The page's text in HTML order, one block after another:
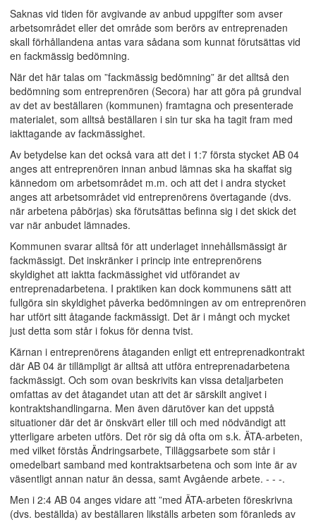
Saknas vid tiden för avgivande av anbud uppgifter som avser
arbetsområdet eller det område som berörs av entreprenaden
skall förhållandena antas vara sådana som kunnat förutsättas vid
en fackmässig bedömning.
När det här talas om ”fackmässig bedömning” är det alltså den
bedömning som entreprenören (Secora) har att göra på grundval
av det av beställaren (kommunen) framtagna och presenterade
materialet, som alltså beställaren i sin tur ska ha tagit fram med
iakttagande av fackmässighet.
Av betydelse kan det också vara att det i 1:7 första stycket AB 04
anges att entreprenören innan anbud lämnas ska ha skaffat sig
kännedom om arbetsområdet m.m. och att det i andra stycket
anges att arbetsområdet vid entreprenörens övertagande (dvs.
när arbetena påbörjas) ska förutsättas befinna sig i det skick det
var när anbudet lämnades.
Kommunen svarar alltså för att underlaget innehållsmässigt är
fackmässigt. Det inskränker i princip inte entreprenörens
skyldighet att iaktta fackmässighet vid utförandet av
entreprenadarbetena. I praktiken kan dock kommunens sätt att
fullgöra sin skyldighet påverka bedömningen av om entreprenören
har utfört sitt åtagande fackmässigt. Det är i mångt och mycket
just detta som står i fokus för denna tvist.
Kärnan i entreprenörens åtaganden enligt ett entreprenadkontrakt
där AB 04 är tillämpligt är alltså att utföra entreprenadarbetena
fackmässigt. Och som ovan beskrivits kan vissa detaljarbeten
omfattas av det åtagandet utan att det är särskilt angivet i
kontraktshandlingarna. Men även därutöver kan det uppstå
situationer där det är önskvärt eller till och med nödvändigt att
ytterligare arbeten utförs. Det rör sig då ofta om s.k. ÄTA-arbeten,
med vilket förstås Ändringsarbete, Tilläggsarbete som står i
omedelbart samband med kontraktsarbetena och som inte är av
väsentligt annan natur än dessa, samt Avgående arbete. - - -.
Men i 2:4 AB 04 anges vidare att ”med ÄTA-arbeten föreskrivna
(dvs. beställda) av beställaren likställs arbeten som föranleds av